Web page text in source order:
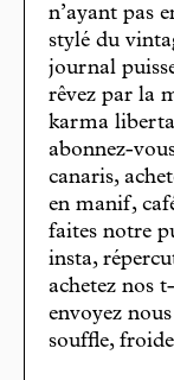
n’ayant pas
stylé du
journal
rêvez par la
karma
abonnez-
canaris,
en manif,
faites notre
insta,
achetez nos
envoyez
souffle,